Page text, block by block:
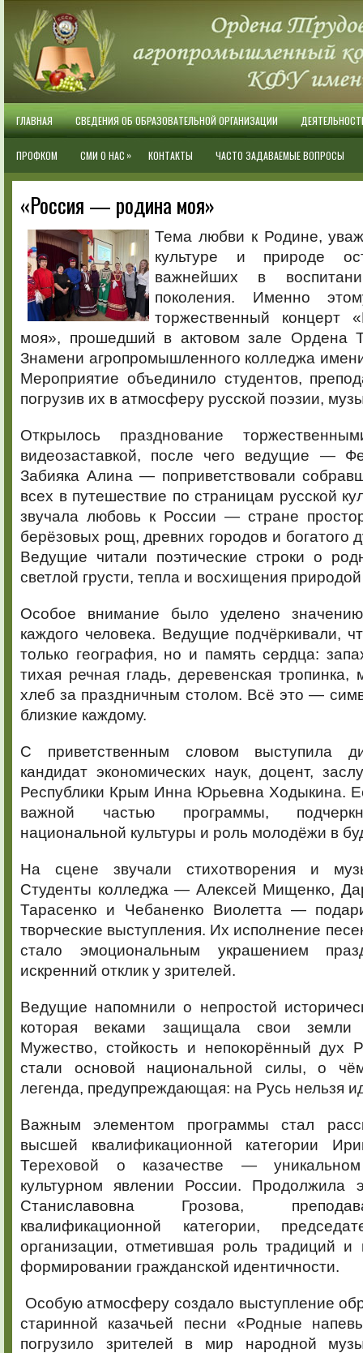
ГЛАВНАЯ СВЕДЕНИЯ ОБ ОБРАЗОВАТЕЛЬНОЙ ОРГАНИЗАЦИИ
ПРОФКОМ СМИ О НАС » КОНТАКТЫ ЧАСТО ЗАДАВАЕМЫЕ ВОПРОСЫ
«Россия — родина моя»
Тема любви к Родине,
культуре и природе
важнейших в
поколения. Именно
торжественный концерт
моя», прошедший в актовом зале Ордена
Знамени агропромышленного колледжа
Мероприятие объединило студентов,
погрузив их в атмосферу русской поэзии,
Открылось празднование
видеозаставкой, после чего ведущие —
Забияка Алина — поприветствовали
всех в путешествие по страницам русской
звучала любовь к России — стране
берёзовых рощ, древних городов и богатого
Ведущие читали поэтические строки о
светлой грусти, тепла и восхищения
Особое внимание было уделено
каждого человека. Ведущие подчёркивали,
только география, но и память сердца:
тихая речная гладь, деревенская тропинка,
хлеб за праздничным столом. Всё это —
близкие каждому.
С приветственным словом выступила
кандидат экономических наук, доцент,
Республики Крым Инна Юрьевна Ходыкина.
важной частью программы,
национальной культуры и роль молодёжи в
На сцене звучали стихотворения и
Студенты колледжа — Алексей Мищенко,
Тарасенко и Чебаненко Виолетта —
творческие выступления. Их исполнение
стало эмоциональным украшением
искренний отклик у зрителей.
Ведущие напомнили о непростой
которая веками защищала свои земли
Мужество, стойкость и непокорённый дух
стали основой национальной силы, о
легенда, предупреждающая: на Русь нельзя
Важным элементом программы стал
высшей квалификационной категории
Тереховой о казачестве —
культурном явлении России. Продолжила
Станиславовна Грозова,
квалификационной категории,
организации, отметившая роль традиций и
формировании гражданской идентичности.
Особую атмосферу создало выступление
старинной казачьей песни «Родные
погрузило зрителей в мир народной